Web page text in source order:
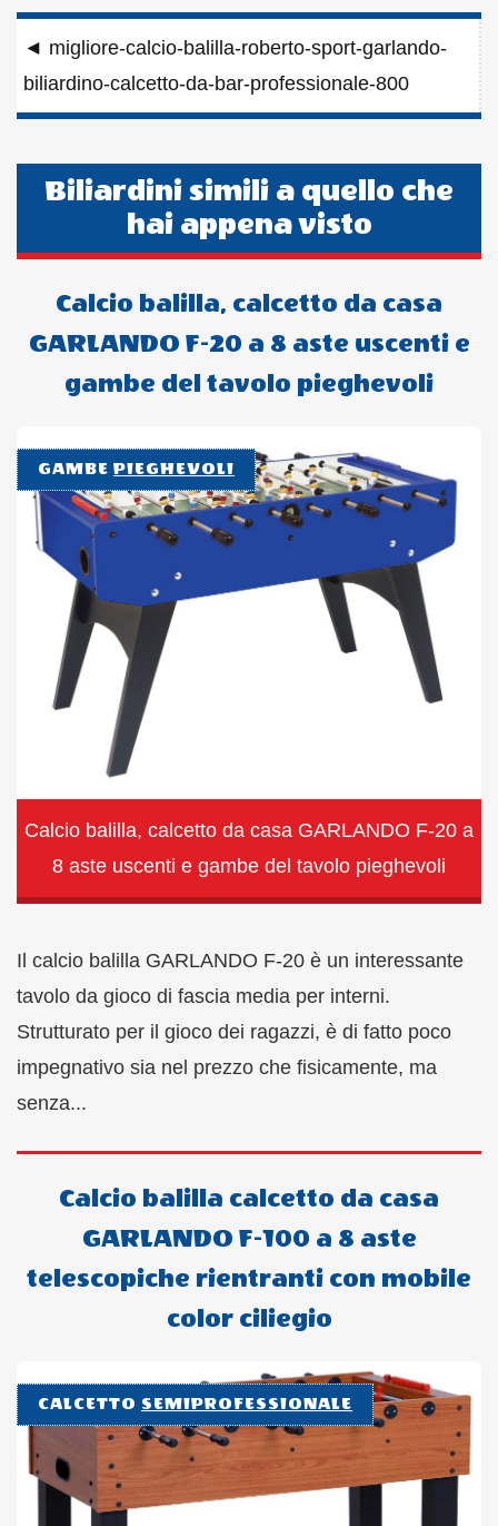
Navigazione
articoli
◄ migliore-calcio-balilla-roberto-sport-garlando-
biliardino-calcetto-da-bar-professionale-800
Biliardini simili a quello che
hai appena visto
Calcio balilla, calcetto da casa
GARLANDO F-20 a 8 aste uscenti e
gambe del tavolo pieghevoli
GAMBE PIEGHEVOLI
Calcio balilla, calcetto da casa GARLANDO F-20 a
8 aste uscenti e gambe del tavolo pieghevoli
Il calcio balilla GARLANDO F-20 è un interessante
tavolo da gioco di fascia media per interni.
Strutturato per il gioco dei ragazzi, è di fatto poco
impegnativo sia nel prezzo che fisicamente, ma
senza...
Calcio balilla calcetto da casa
GARLANDO F-100 a 8 aste
telescopiche rientranti con mobile
color ciliegio
CALCETTO SEMIPROFESSIONALE